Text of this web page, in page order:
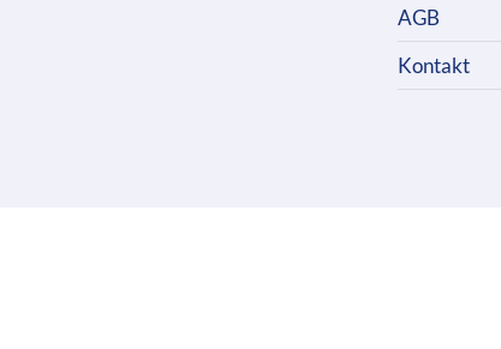
AGB
Kontakt